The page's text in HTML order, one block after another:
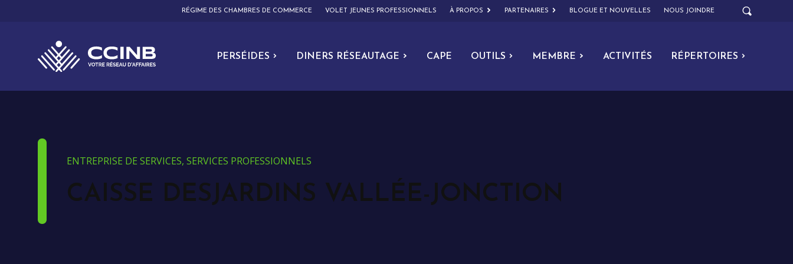
RÉGIME DES CHAMBRES DE COMMERCE VOLET JEUNES PROFESSIONNELS À PROPOS PARTENAIRES BLOGUE ET NOUVELLES NOUS JOINDRE
PERSÉIDES DINERS RÉSEAUTAGE CAPE OUTILS MEMBRE ACTIVITÉS RÉPERTOIRES
ENTREPRISE DE SERVICES, SERVICES PROFESSIONNELS
CAISSE DESJARDINS VALLÉE-JONCTION